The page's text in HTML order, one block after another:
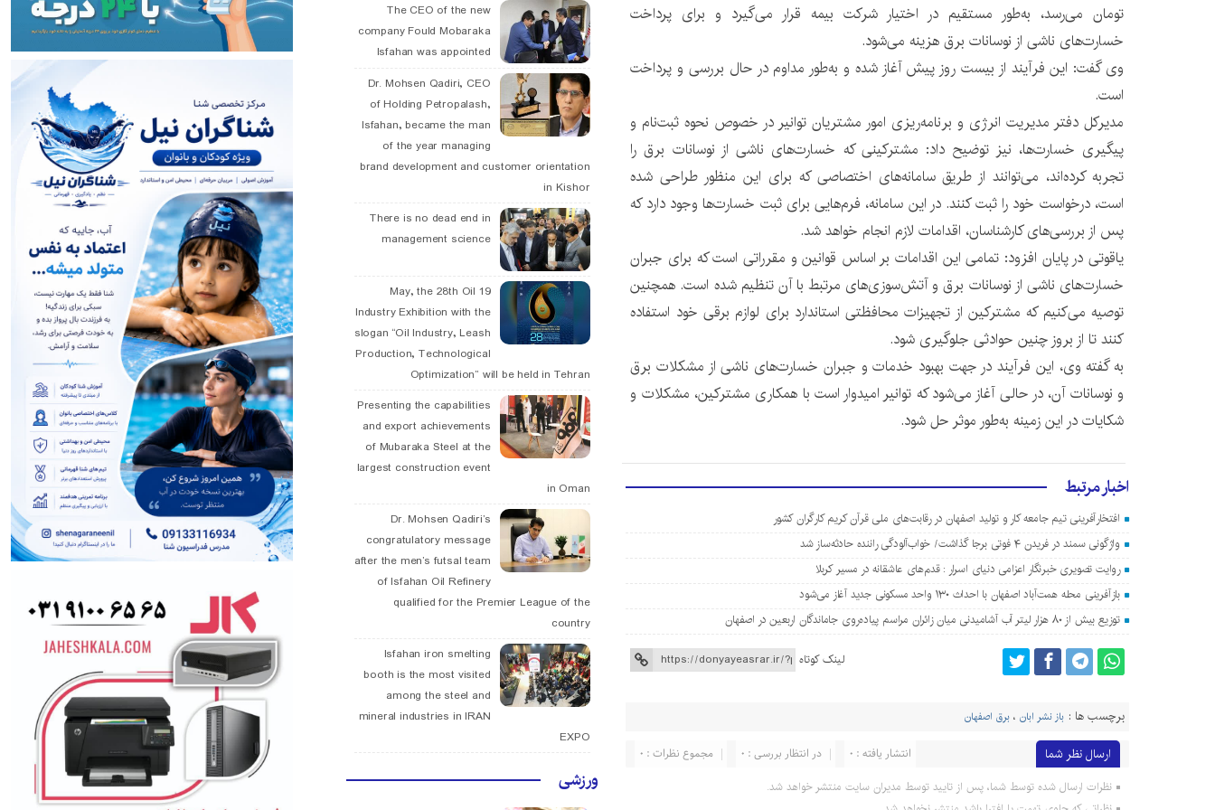
تومان می‌رسد، به‌طور مستقیم در اختیار شرکت بیمه قرار می‌گیرد و برای پرداخت
خسارت‌های ناشی از نوسانات برق هزینه می‌شود.
وی گفت: این فرآیند از بیست روز پیش آغاز شده و به‌طور مداوم در حال بررسی و پرداخت
است.
مدیرکل دفتر مدیریت انرژی و برنامه‌ریزی امور مشتریان توانیر در خصوص نحوه ثبت‌نام و
پیگیری خسارت‌ها، نیز توضیح داد: مشترکینی که خسارت‌های ناشی از نوسانات برق را
تجربه کرده‌اند، می‌توانند از طریق سامانه‌های اختصاصی که برای این منظور طراحی شده
است، درخواست خود را ثبت کنند. در این سامانه، فرم‌هایی برای ثبت خسارت‌ها وجود دارد که
پس از بررسی‌های کارشناسان، اقدامات لازم انجام خواهد شد.
یاقوتی در پایان افزود: تمامی این اقدامات بر اساس قوانین و مقرراتی است که برای جبران
خسارت‌های ناشی از نوسانات برق و آتش‌سوزی‌های مرتبط با آن تنظیم شده است. همچنین
توصیه می‌کنیم که مشترکین از تجهیزات محافظتی استاندارد برای لوازم برقی خود استفاده
کنند تا از بروز چنین حوادثی جلوگیری شود.
به گفته وی، این فرآیند در جهت بهبود خدمات و جبران خسارت‌های ناشی از مشکلات برق
و نوسانات آن، در حالی آغاز می‌شود که توانیر امیدوار است با همکاری مشترکین، مشکلات و
شکایات در این زمینه به‌طور موثر حل شود.
اخبار مرتبط
افتخارآفرینی تیم جامعه کار و تولید اصفهان در رقابت‌های ملی قرآن کریم کارگران کشور
واژگونی سمند در فریدن ۴ فوتی برجا گذاشت/ خواب‌آلودگی راننده حادثه‌ساز شد
روایت تصویری خبرنگار اعزامی دنیای اسرار : قدم‌های عاشقانه در مسیر کربلا
بازآفرینی محله همت‌آباد اصفهان با احداث ۱۳۰ واحد مسکونی جدید آغاز می‌شود
توزیع بیش از ۸۰ هزار لیتر آب آشامیدنی میان زائران مراسم پیاده‌روی جاماندگان اربعین در اصفهان
لینک کوتاه
برچسب ها : باز نشر ابان ،برق اصفهان
ارسال نظر شما مجموع نظرات : 0 در انتظار بررسی : 0 انتشار یافته : 0
نظرات ارسال شده توسط شما، پس از تایید توسط مدیران سایت منتشر خواهد شد.
The CEO of the new
company Fould Mobaraka
Isfahan was appointed
Dr. Mohsen Qadiri, CEO
of Holding Petropalash,
Isfahan, became the man
of the year managing
brand development and customer orientation
in Kishor
There is no dead end in
management science
19 May, the 28th Oil
Industry Exhibition with the
slogan “Oil Industry, Leash
Production, Technological
Optimization” will be held in Tehran
Presenting the capabilities
and export achievements
of Mubaraka Steel at the
largest construction event
in Oman
Dr. Mohsen Qadiri’s
congratulatory message
after the men’s futsal team
of Isfahan Oil Refinery
qualified for the Premier League of the
country
Isfahan iron smelting
booth is the most visited
among the steel and
mineral industries in IRAN
EXPO
ورزشی